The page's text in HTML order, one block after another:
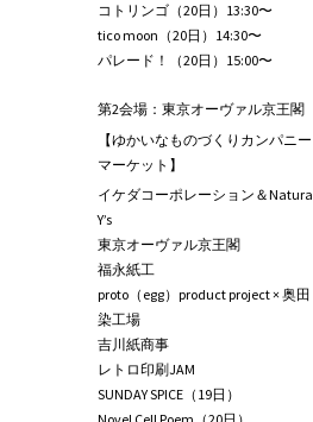
コトリンゴ（20日）13:30〜
tico moon（20日）14:30〜
パレード！（20日）15:00〜
第2会場：東京オーヴァル京王閣
【ゆかいなものづくりカンパニー
マーケット】
イケダコーポレーション＆Natura
Y’s
東京オーヴァル京王閣
福永紙工
proto（egg）product project × 奥田
染工場
吉川紙商事
レトロ印刷JAM
SUNDAY SPICE（19日）